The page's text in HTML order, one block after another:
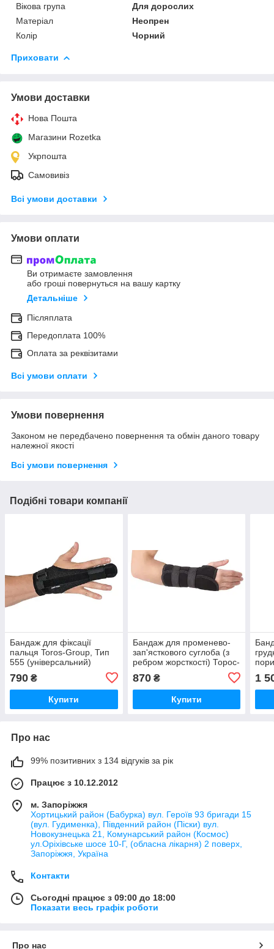
Вікова група
Для дорослих
Матеріал
Неопрен
Колір
Чорний
Приховати
Умови доставки
Нова Пошта
Магазини Rozetka
Укрпошта
Самовивіз
Всі умови доставки
Умови оплати
Ви отримаєте замовлення
або гроші повернуться на вашу картку
Детальніше
Післяплата
Передоплата 100%
Оплата за реквізитами
Всі умови оплати
Умови повернення
Законом не передбачено повернення та обмін даного товару
належної якості
Всі умови повернення
Подібні товари компанії
Бандаж для фіксації
пальця Toros-Group, Тип
555 (універсальний)
790 ₴
Купити
Бандаж для променево-
зап'ясткового суглоба (з
ребром жорсткості) Торос-
870₴
Купити
1
Про нас
99% позитивних з 134 відгуків за рік
Працює з 10.12.2012
м. Запоріжжя
Хортицький район (Бабурка) вул. Героїв 93 бригади 15
(вул. Гудименка), Південний район (Піски) вул.
Новокузнецька 21, Комунарський район (Космос)
ул.Оріхівське шосе 10-Г, (обласна лікарня) 2 поверх,
Запоріжжя, Україна
Контакти
Сьогодні працює з 09:00 до 18:00
Показати весь графік роботи
Про нас